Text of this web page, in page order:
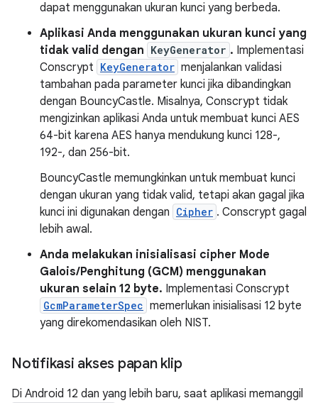
dapat menggunakan ukuran kunci yang berbeda.
Aplikasi Anda menggunakan ukuran kunci yang
tidak valid dengan KeyGenerator . Implementasi
Conscrypt KeyGenerator menjalankan validasi
tambahan pada parameter kunci jika dibandingkan
dengan BouncyCastle. Misalnya, Conscrypt tidak
mengizinkan aplikasi Anda untuk membuat kunci AES
64-bit karena AES hanya mendukung kunci 128-,
192-, dan 256-bit.
BouncyCastle memungkinkan untuk membuat kunci
dengan ukuran yang tidak valid, tetapi akan gagal jika
kunci ini digunakan dengan Cipher . Conscrypt gagal
lebih awal.
Anda melakukan inisialisasi cipher Mode
Galois/Penghitung (GCM) menggunakan
ukuran selain 12 byte. Implementasi Conscrypt
GcmParameterSpec memerlukan inisialisasi 12 byte
yang direkomendasikan oleh NIST.
Notifikasi akses papan klip
Di Android 12 dan yang lebih baru, saat aplikasi memanggil